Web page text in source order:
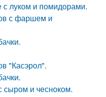
с луком и помидорами.
с фаршем и
"Касэрол".
сыром и чесноком.